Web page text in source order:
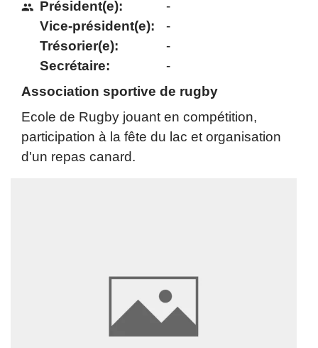
people Président(e):
Vice-président(e):
Trésorier(e):
Secrétaire:
-
-
-
-
Association sportive de rugby
Ecole de Rugby jouant en compétition,
participation à la fête du lac et organisation
d'un repas canard.